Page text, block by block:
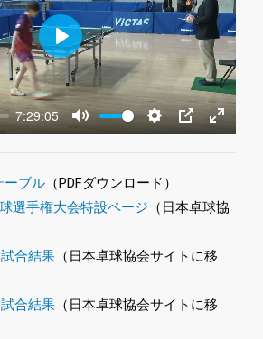
7:29:05
Mute Settings
PIP Enter
Play
ーブル （PDFダウンロード）
選手権大会特設ページ （日本卓球協
合結果 （日本卓球協会サイトに移
合結果 （日本卓球協会サイトに移